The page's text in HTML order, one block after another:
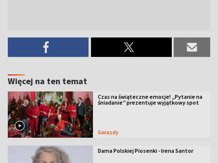
Więcej na ten temat
Czas na świąteczne emocje! „Pytanie na
śniadanie” prezentuje wyjątkowy spot
Gwiazdy
Dama Polskiej Piosenki - Irena Santor